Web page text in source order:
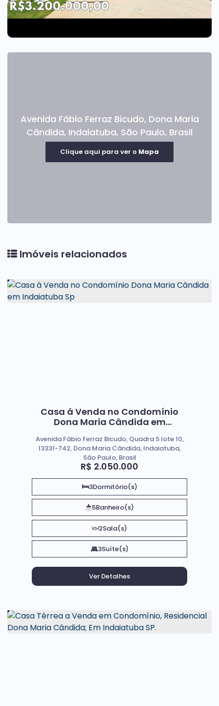
Avenida Fábio Ferraz Bicudo, Dona Maria
Cândida, Indaiatuba, São Paulo, Brasil
Clique aqui para ver o Mapa
Imóveis relacionados
Casa á Venda no Condomínio
Dona Maria Cândida em
R$ 2.050.000
Avenida Fábio Ferraz Bicudo, Quadra S lote 10,
13331-742, Dona Maria Cândida, Indaiatuba,
São Paulo, Brasil
3Dormitório(s)
5Banheiro(s)
2Sala(s)
3Suíte(s)